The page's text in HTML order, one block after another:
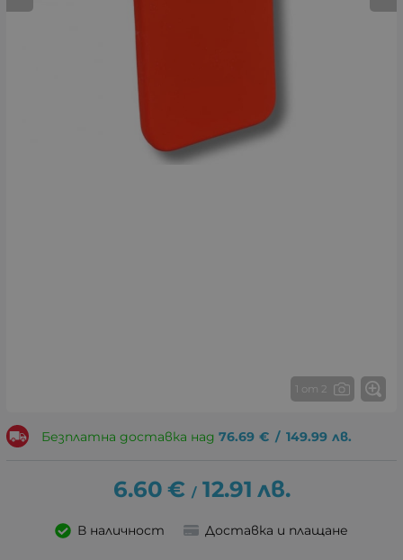
1 от 2
Безплатна доставка над 76.69 € / 149.99 лв.
6.60 € / 12.91 лв.
В наличност Доставка и плащане